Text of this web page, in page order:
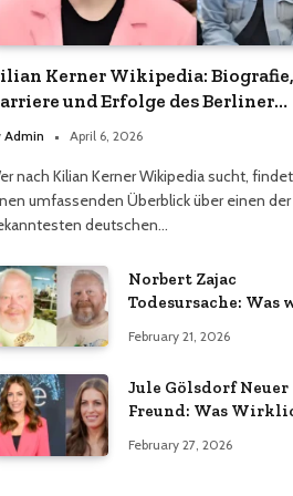
Kerner Wikipedia: Biografie,
und Erfolge des Berliner
Admin April 6, 2026
nach Kilian Kerner Wikipedia sucht, findet
umfassenden Überblick über einen der
deutschen…
Norbert Zajac
Todesursache: Was
February 21, 2026
Jule Gölsdorf Neuer
Freund: Was
February 27, 2026